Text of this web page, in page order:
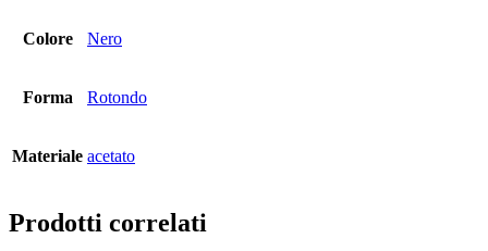
Colore Nero
Forma Rotondo
Materiale acetato
Prodotti correlati